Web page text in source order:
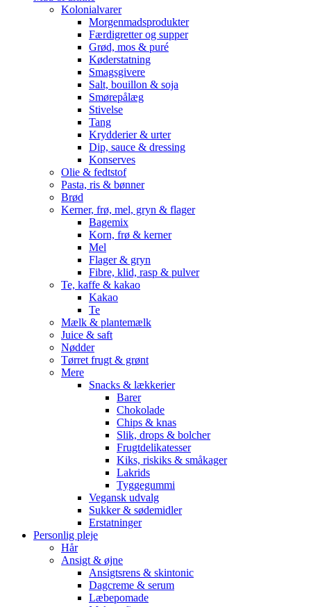
Kolonialvarer
Morgenmadsprodukter
Færdigretter og supper
Grød, mos & puré
Køderstatning
Smagsgivere
Salt, bouillon & soja
Smørepålæg
Stivelse
Tang
Krydderier & urter
Dip, sauce & dressing
Konserves
Olie & fedtstof
Pasta, ris & bønner
Brød
Kerner, frø, mel, gryn & flager
Bagemix
Korn, frø & kerner
Mel
Flager & gryn
Fibre, klid, rasp & pulver
Te, kaffe & kakao
Kakao
Te
Mælk & plantemælk
Juice & saft
Nødder
Tørret frugt & grønt
Mere
Snacks & lækkerier
Barer
Chokolade
Chips & knas
Slik, drops & bolcher
Frugtdelikatesser
Kiks, riskiks & småkager
Lakrids
Tyggegummi
Vegansk udvalg
Sukker & sødemidler
Erstatninger
Personlig pleje
Hår
Ansigt & øjne
Ansigtsrens & skintonic
Dagcreme & serum
Læbepomade